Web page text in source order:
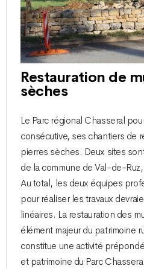
Restauration de
sèches
Le Parc régional Chasseral
consécutive, ses chantiers de
pierres sèches. Deux sites
de la commune de Val-de-
Au total, les deux équipes
pour réaliser les travaux
linéaires. La restauration des
élément majeur du patrimoine
constitue une activité
et patrimoine du Parc